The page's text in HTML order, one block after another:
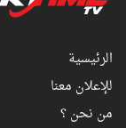
الرئيسية
للإعلان معنا
من نحن ؟